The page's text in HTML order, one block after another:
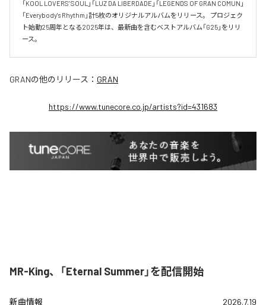
「KOOL LOVERS' SOUL」「LUZ DA LIBERDADE」「LEGENDS OF GRAN COMUN」
「Everybody's Rhythm」計5枚のオリジナルアルバムをリリース。 プロジェク
ト始動25周年となる2025年は、最新曲を含むベストアルバム「G25」をリリ
ース。
GRANの他のリリース： GRAN
https://www.tunecore.co.jp/artists?id=431683
MR-King、「Eternal Summer」を配信開始
新曲情報 2026.7.19